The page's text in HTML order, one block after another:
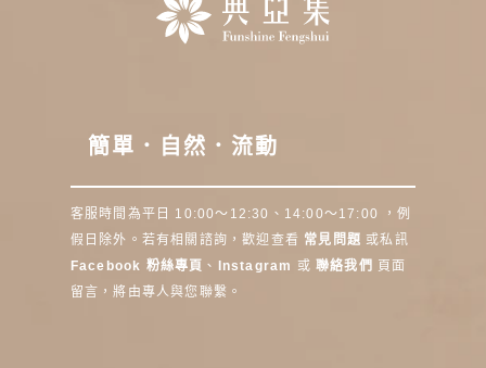
簡單．自然．流動
客服時間為平日 10:00～12:30、14:00～17:00 ，例
假日除外。若有相關諮詢，歡迎查看 常見問題 或私訊
Facebook 粉絲專頁 、 Instagram 或聯絡我們
頁面
留言，將由專人與您聯繫。